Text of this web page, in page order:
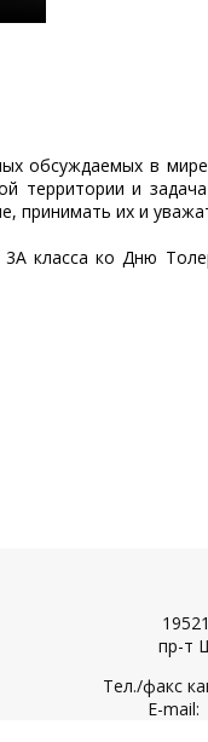
обсуждаемых в
и
принимать их и
класса ко Дню
пр-т
Тел./факс
Е-mail: